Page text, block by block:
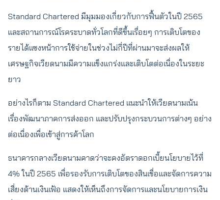
Standard Chartered มีมุมมองเกี่ยวกับการฟื้นตัวในปี 2565
และสถานการณ์โรคระบาดทั่วโลกที่ดีขึ้นเรื่อยๆ การเติบโตของ
รายได้แซงหน้าการใช้จ่ายในช่วงไม่กี่ปีที่ผ่านมาจะส่งผลให้
เศรษฐกิจเวียดนามมีความแข็งแกร่งและเติบโตต่อเนื่องในระยะ
ยาว
อย่างไรก็ตาม Standard Chartered แนะนำให้เวียดนามเน้น
เรื่องพัฒนาภาคการส่งออก และปรับปรุงกระบวนการต่างๆ อย่าง
ต่อเนื่องเพื่อเข้าสู่การค้าโลก
ธนาคารกลางเวียดนามคาดว่าจะคงอัตราดอกเบี้ยนโยบายไว้ที่
4% ในปี 2565 เพื่อรองรับการเติบโตของสินเชื่อและจัดการความ
เสี่ยงด้านเงินเฟ้อ แสดงให้เห็นถึงการจัดการและนโยบายการเงิน